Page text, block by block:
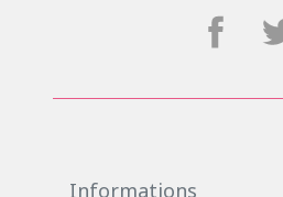
Informations